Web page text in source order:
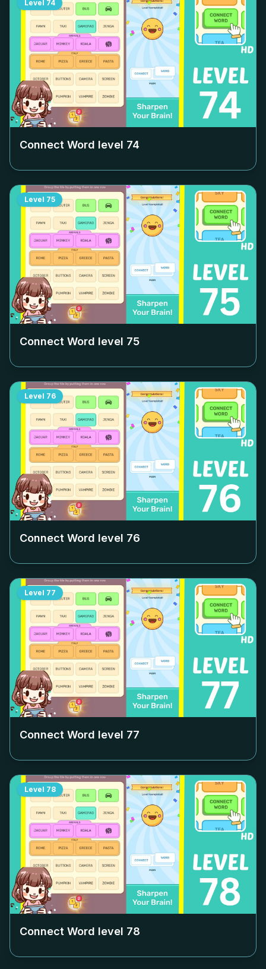
Level 74
Connect Word level 74
Level 75
Connect Word level 75
Level 76
Connect Word level 76
Level 77
Connect Word level 77
Level 78
Connect Word level 78